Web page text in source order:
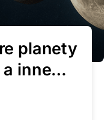
planety
inne